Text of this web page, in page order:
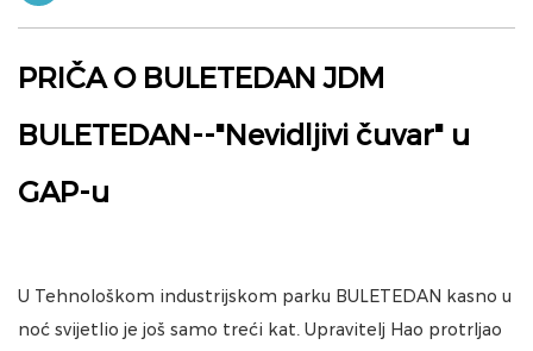
PRIČA O BULETEDAN JDM
BULETEDAN--"Nevidljivi čuvar" u
GAP-u
U Tehnološkom industrijskom parku BULETEDAN kasno u
noć svijetlio je još samo treći kat. Upravitelj Hao protrljao